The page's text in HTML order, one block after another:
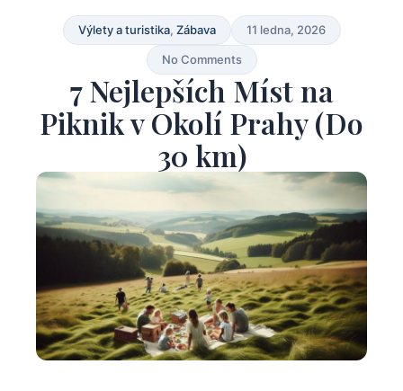
Výlety a turistika, Zábava 11 ledna, 2026
No Comments
7 Nejlepších Míst na
Piknik v Okolí Prahy (Do
30 km)